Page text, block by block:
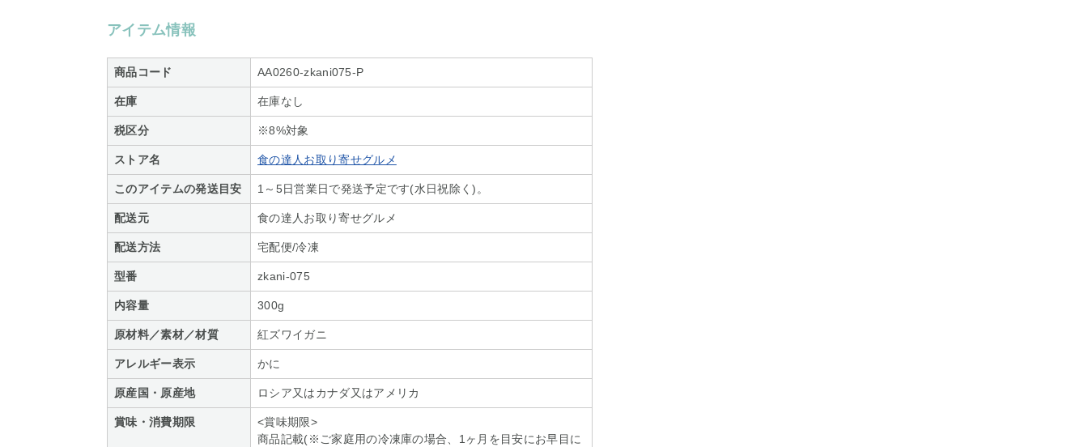
アイテム情報
商品コード AA0260-zkani075-P
在庫 在庫なし
税区分 ※8%対象
ストア名 食の達人お取り寄せグルメ
このアイテムの発送目安 1～5日営業日で発送予定です(水日祝除く)。
配送元 食の達人お取り寄せグルメ
配送方法 宅配便/冷凍
型番 zkani-075
内容量 300g
原材料／素材／材質 紅ズワイガニ
アレルギー表示 かに
原産国・原産地 ロシア又はカナダ又はアメリカ
賞味・消費期限
<賞味期限>
商品記載(※ご家庭用の冷凍庫の場合、1ヶ月を目安にお早目に